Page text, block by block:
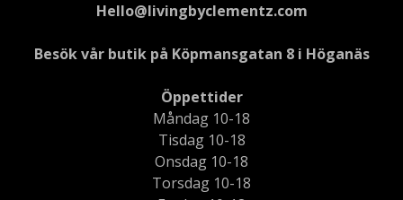
Hello@livingbyclementz.com
Besök vår butik på Köpmansgatan 8 i Höganäs
Öppettider
Måndag 10-18
Tisdag 10-18
Onsdag 10-18
Torsdag 10-18